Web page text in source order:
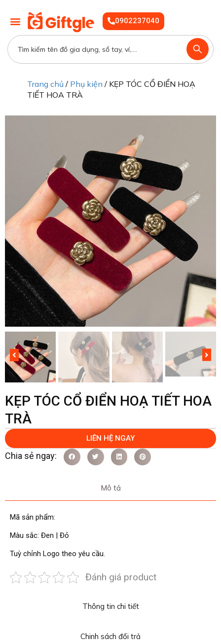
0902237040
Trang chủ / Phụ kiện / KẸP TÓC CỔ ĐIỂN HOẠ
TIẾT HOA TRÀ
KẸP TÓC CỔ ĐIỂN HOẠ TIẾT HOA
TRÀ
LIÊN HỆ NGAY
Mô tả
Thông tin chi tiết
Chinh sách đổi trả
Mã sản phẩm:
Màu sắc: Đen | Đỏ
Tuỳ chỉnh Logo theo yêu cầu.
Đánh giá product